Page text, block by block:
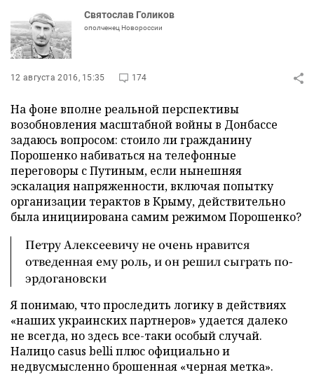
Святослав Голиков
ополченец Новороссии
12 августа 2016, 15:35 174
На фоне вполне реальной перспективы
возобновления масштабной войны в Донбассе
задаюсь вопросом: стоило ли гражданину
Порошенко набиваться на телефонные
переговоры с Путиным, если нынешняя
эскалация напряженности, включая попытку
организации терактов в Крыму, действительно
была инициирована самим режимом Порошенко?
Петру Алексеевичу не очень нравится
отведенная ему роль, и он решил сыграть по-
эрдогановски
Я понимаю, что проследить логику в действиях
«наших украинских партнеров» удается далеко
не всегда, но здесь все-таки особый случай.
Налицо casus belli плюс официально и
недвусмысленно брошенная «черная метка».